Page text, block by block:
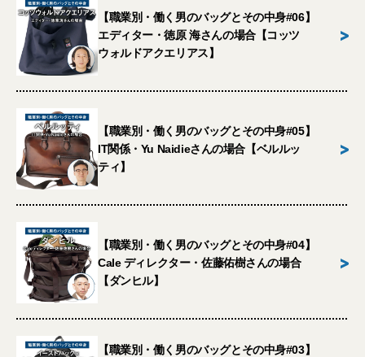
【職業別・働く男のバッグとその中身#06】
エディター・徳原 海さんの場合【コッツ
ウォルドアクエリアス】
>
【職業別・働く男のバッグとその中身#05】
IT関係・Yu Naidieさんの場合【ベルルッ
ティ】
>
【職業別・働く男のバッグとその中身#04】
Cale ディレクター・佐藤佑樹さんの場合
【ダンヒル】
>
【職業別・働く男のバッグとその中身#03】